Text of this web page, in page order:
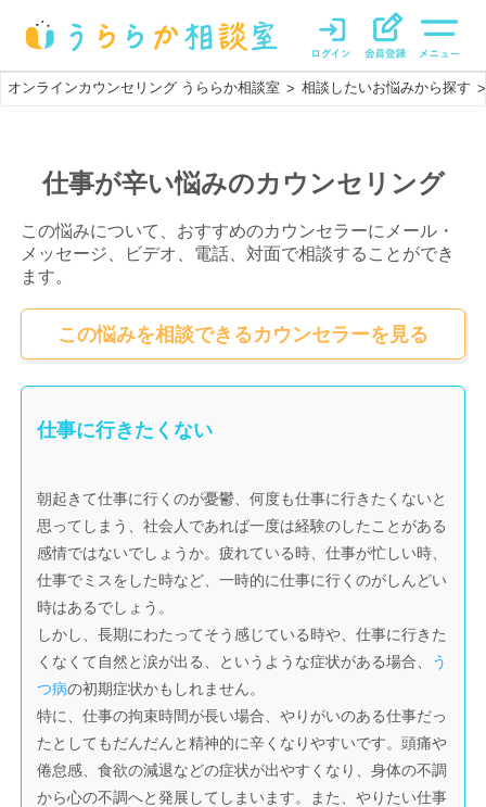
オンラインカウンセリング うららか相談室 > 相談したいお悩みから探す >
仕事が辛い悩みのカウンセリング
この悩みについて、おすすめのカウンセラーにメール・
メッセージ、ビデオ、電話、対面で相談することができ
ます。
この悩みを相談できるカウンセラーを見る
仕事に行きたくない
朝起きて仕事に行くのが憂鬱、何度も仕事に行きたくないと
思ってしまう、社会人であれば一度は経験のしたことがある
感情ではないでしょうか。疲れている時、仕事が忙しい時、
仕事でミスをした時など、一時的に仕事に行くのがしんどい
時はあるでしょう。
しかし、長期にわたってそう感じている時や、仕事に行きた
くなくて自然と涙が出る、というような症状がある場合、 う
つ病の初期症状かもしれません。
特に、仕事の拘束時間が長い場合、やりがいのある仕事だっ
たとしてもだんだんと精神的に辛くなりやすいです。頭痛や
倦怠感、食欲の減退などの症状が出やすくなり、身体の不調
から心の不調へと発展してしまいます。また、やりたい仕事